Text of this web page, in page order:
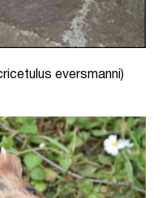
eversmanni)